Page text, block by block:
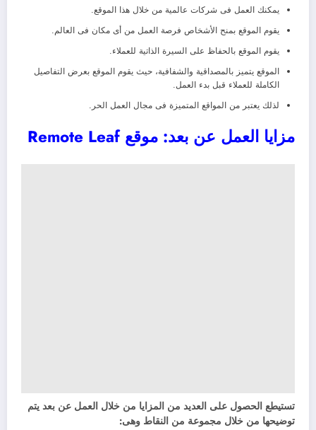
يمكنك العمل فى شركات عالمية من خلال هذا الموقع.
يقوم الموقع بمنح الأشخاص فرصة العمل من أى مكان فى العالم.
يقوم الموقع بالحفاظ على السيرة الذاتية للعملاء.
الموقع يتميز بالمصداقية والشفافية، حيث يقوم الموقع بعرض التفاصيل
الكاملة للعملاء قبل بدء العمل.
لذلك يعتبر من المواقع المتميزة فى مجال العمل الحر.
مزايا العمل عن بعد: موقع Remote Leaf
تستيطع الحصول على العديد من المزايا من خلال العمل عن بعد يتم
توضيحها من خلال مجموعة من النقاط وهى: